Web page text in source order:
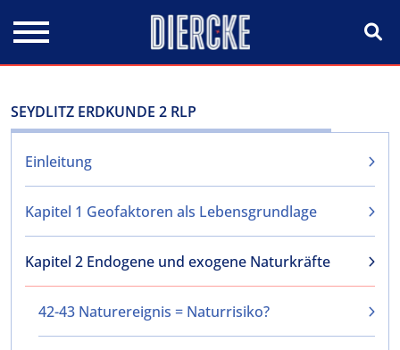
SEYDLITZ ERDKUNDE 2 RLP
Einleitung
Kapitel 1 Geofaktoren als Lebensgrundlage
Kapitel 2 Endogene und exogene Naturkräfte
42-43 Naturereignis = Naturrisiko?